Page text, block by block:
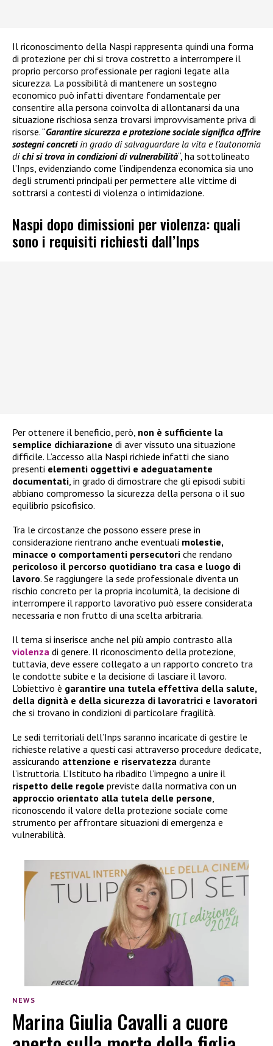
Il riconoscimento della Naspi rappresenta quindi una forma
di protezione per chi si trova costretto a interrompere il
proprio percorso professionale per ragioni legate alla
sicurezza. La possibilità di mantenere un sostegno
economico può infatti diventare fondamentale per
consentire alla persona coinvolta di allontanarsi da una
situazione rischiosa senza trovarsi improvvisamente priva di
risorse. “Garantire sicurezza e protezione sociale significa offrire
sostegni concretiin grado di salvaguardare la vita e l’autonomia
dichi si trova in condizioni di vulnerabilità“, ha sottolineato
l’Inps, evidenziando come l’indipendenza economica sia uno
degli strumenti principali per permettere alle vittime di
sottrarsi a contesti di violenza o intimidazione.
Naspi dopo dimissioni per violenza: quali
sono i requisiti richiesti dall’Inps
Per ottenere il beneficio, però, non è sufficiente la
semplice dichiarazione di aver vissuto una situazione
difficile. L’accesso alla Naspi richiede infatti che siano
presenti elementi oggettivi e adeguatamente
documentati , in grado di dimostrare che gli episodi subiti
abbiano compromesso la sicurezza della persona o il suo
equilibrio psicofisico.
Tra le circostanze che possono essere prese in
considerazione rientrano anche eventuali molestie,
minacce o comportamenti persecutori che rendano
pericoloso il percorso quotidiano tra casa e luogo di
lavoro. Se raggiungere la sede professionale diventa un
rischio concreto per la propria incolumità, la decisione di
interrompere il rapporto lavorativo può essere considerata
necessaria e non frutto di una scelta arbitraria.
Il tema si inserisce anche nel più ampio contrasto alla
violenza di genere. Il riconoscimento della protezione,
tuttavia, deve essere collegato a un rapporto concreto tra
le condotte subite e la decisione di lasciare il lavoro.
L’obiettivo è garantire una tutela effettiva della salute,
della dignità e della sicurezza di lavoratrici e lavoratori
che si trovano in condizioni di particolare fragilità.
Le sedi territoriali dell’Inps saranno incaricate di gestire le
richieste relative a questi casi attraverso procedure dedicate,
assicurando attenzione e riservatezza durante
l’istruttoria. L’Istituto ha ribadito l’impegno a unire il
rispetto delle regole previste dalla normativa con un
approccio orientato alla tutela delle persone
riconoscendo il valore della protezione sociale come
strumento per affrontare situazioni di emergenza e
vulnerabilità.
NEWS
Marina Giulia Cavalli a cuore